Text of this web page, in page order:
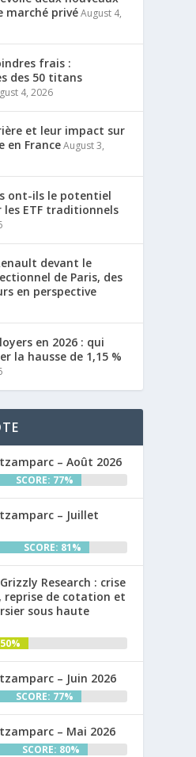
marché privéAugust 4,
frais :
des 50 titans
4, 2026
et leur impact sur
en FranceAugust 3,
ont-ils le potentiel
les ETF traditionnels
devant le
de Paris, des
en perspective
en 2026 : qui
la hausse de 1,15 %
– Août 2026
SCORE: 77%
– Juillet
SCORE: 81%
Research : crise
reprise de cotation et
sous haute
– Juin 2026
SCORE: 77%
– Mai 2026
SCORE: 80%